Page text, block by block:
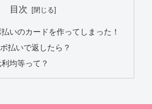
目次
いのカードを作ってしまった！
払いで返したら？
均等って？